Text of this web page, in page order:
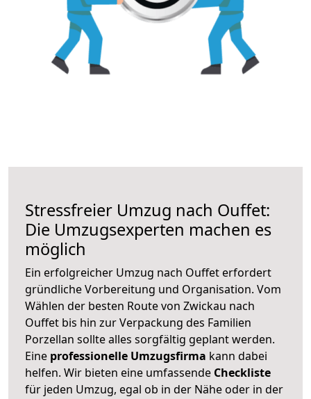
Stressfreier Umzug nach Ouffet:
Die Umzugsexperten machen es
möglich
Ein erfolgreicher Umzug nach Ouffet erfordert
gründliche Vorbereitung und Organisation. Vom
Wählen der besten Route von Zwickau nach
Ouffet bis hin zur Verpackung des Familien
Porzellan sollte alles sorgfältig geplant werden.
Eine professionelle Umzugsfirma kann dabei
helfen. Wir bieten eine umfassende Checkliste
für jeden Umzug, egal ob in der Nähe oder in der